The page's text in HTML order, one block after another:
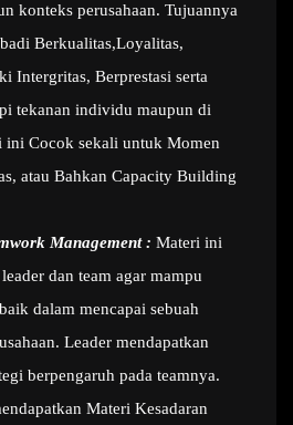
konteks perusahaan. Tujuannya
Berkualitas,Loyalitas,
Intergritas, Berprestasi serta
tekanan individu maupun di
ini Cocok sekali untuk Momen
atau Bahkan Capacity Building
Management : Materi ini
dan team agar mampu
dalam mencapai sebuah
Leader mendapatkan
berpengaruh pada teamnya.
Materi Kesadaran